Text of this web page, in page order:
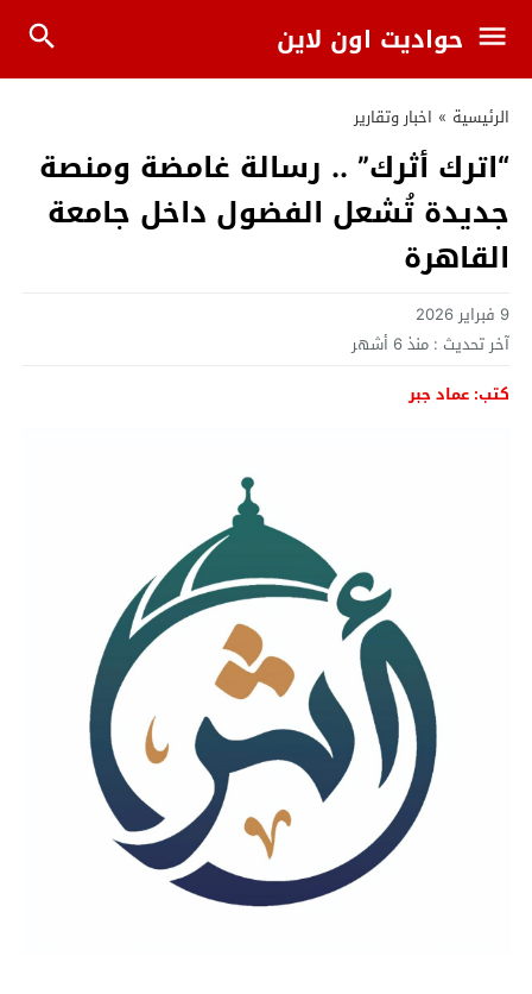
حواديت اون لاين
الرئيسية » اخبار وتقارير
“اترك أثرك” .. رسالة غامضة ومنصة
جديدة تُشعل الفضول داخل جامعة
القاهرة
9 فبراير 2026
آخر تحديث : منذ 6 أشهر
كتب: عماد جبر